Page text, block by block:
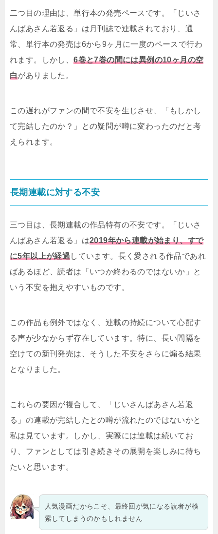
二つ目の理由は、単行本の発売ペースです。「じいさ
んばあさん若返る」は月刊誌で連載されており、通
常、単行本の発売は6から9ヶ月に一度のペースで行わ
れます。しかし、6巻と7巻の間には異例の10ヶ月の空
白がありました。
この遅れがファンの間で不安を生じさせ、「もしかし
て完結したのか？」との疑問が噂に変わったのだと考
えられます。
長期連載に対する不安
三つ目は、長期連載の作品特有の不安です。「じいさ
んばあさん若返る」は2019年から連載が始まり、すで
に5年以上が経過しています。長く愛される作品であれ
ばあるほど、読者は「いつか終わるのではないか」と
いう不安を抱えやすいものです。
この作品も例外ではなく、連載の持続について心配す
る声が少なからず存在しています。特に、長い間隔を
空けての新刊発売は、そうした不安をさらに煽る結果
となりました。
これらの要因が複合して、「じいさんばあさん若返
る」の連載が完結したとの噂が流れたのではないかと
私は見ています。しかし、実際には連載は続いてお
り、ファンとしては引き続きその展開を楽しみに待ち
たいと思います。
人気漫画だからこそ、最終回が気になる読者が検
索してしまうのかもしれません